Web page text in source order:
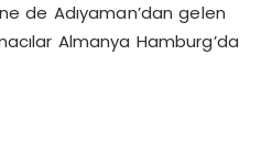
de Adıyaman’dan gelen
Almanya Hamburg’da